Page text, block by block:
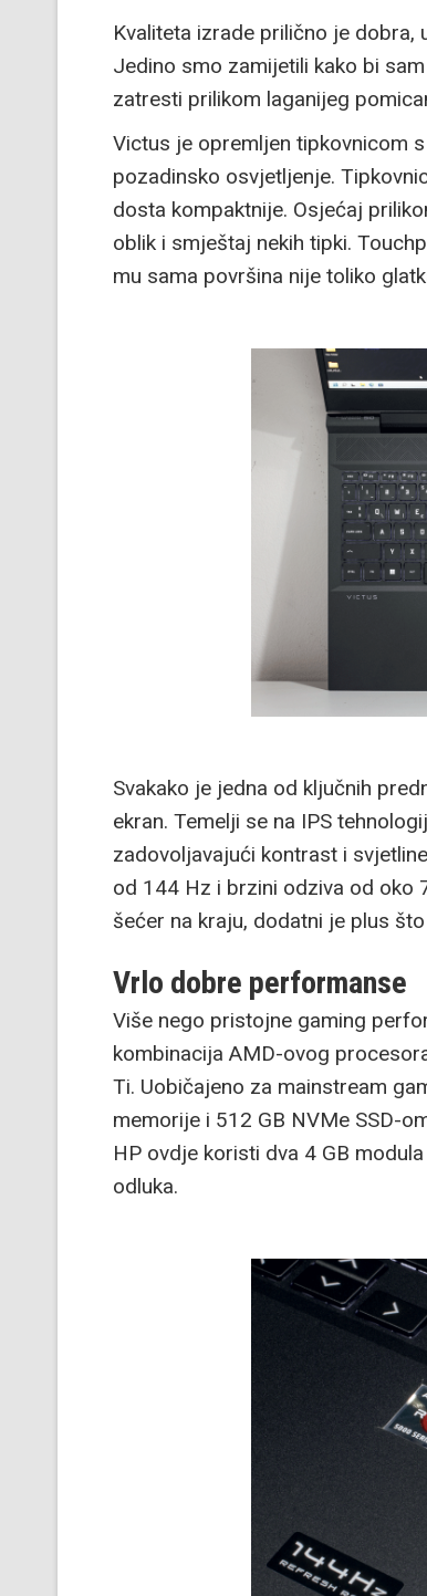
Kvaliteta izrade prilično je
Jedino smo zamijetili kako bi
zatresti prilikom laganijeg
Victus je opremljen tipkovnicom
pozadinsko osvjetljenje.
dosta kompaktnije. Osjećaj
oblik i smještaj nekih tipki.
mu sama površina nije toliko
Svakako je jedna od ključnih
ekran. Temelji se na IPS
zadovoljavajući kontrast i
od 144 Hz i brzini odziva od oko
šećer na kraju, dodatni je plus
Vrlo dobre performanse
Više nego pristojne gaming
kombinacija AMD-ovog
Ti. Uobičajeno za mainstream
memorije i 512 GB NVMe SSD-
HP ovdje koristi dva 4 GB
odluka.